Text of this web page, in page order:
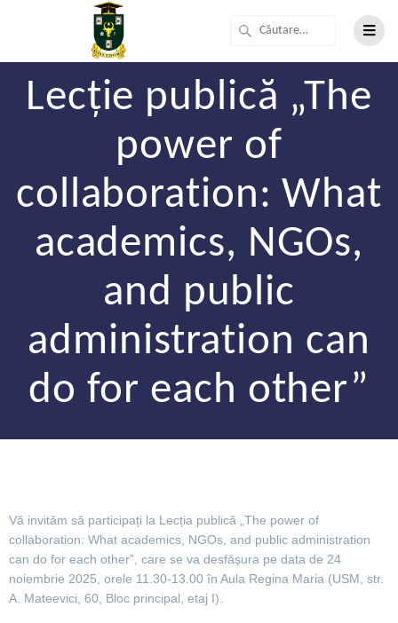
Lecție publică „The
power of
collaboration: What
academics, NGOs,
and public
administration can
do for each other”
Vă invităm să participați la Lecția publică „The power of
collaboration: What academics, NGOs, and public administration
can do for each other”, care se va desfășura pe data de 24
noiembrie 2025, orele 11.30-13.00 în Aula Regina Maria (USM, str.
A. Mateevici, 60, Bloc principal, etaj I).